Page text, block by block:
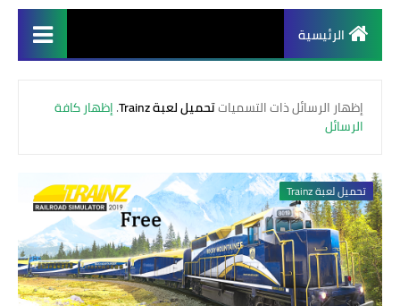
الرئيسية
‏إظهار الرسائل ذات التسمياتتحميل لعبة Trainz .إظهار كافة
الرسائل
تحميل لعبة Trainz